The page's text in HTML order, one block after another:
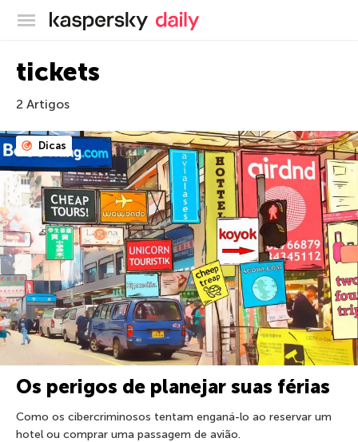
Blog oficial da Kaspersky
tickets
2 Artigos
Dicas
Os perigos de planejar suas férias
Como os cibercriminosos tentam enganá-lo ao reservar um
hotel ou comprar uma passagem de avião.